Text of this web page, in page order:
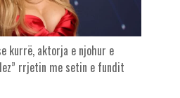
kurrë, aktorja e njohur e
rrjetin me setin e fundit